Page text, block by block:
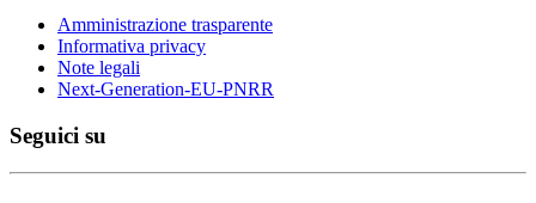
Amministrazione trasparente
Informativa privacy
Note legali
Next-Generation-EU-PNRR
Seguici su